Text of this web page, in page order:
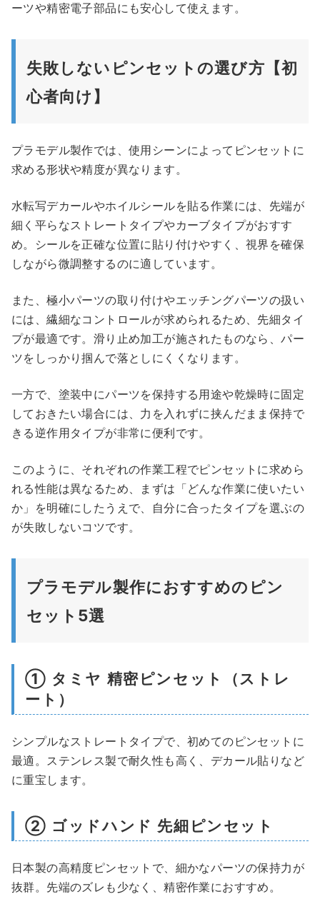
ーツや精密電子部品にも安心して使えます。
失敗しないピンセットの選び方【初
心者向け】
プラモデル製作では、使用シーンによってピンセットに
求める形状や精度が異なります。
水転写デカールやホイルシールを貼る作業には、先端が
細く平らなストレートタイプやカーブタイプがおすす
め。シールを正確な位置に貼り付けやすく、視界を確保
しながら微調整するのに適しています。
また、極小パーツの取り付けやエッチングパーツの扱い
には、繊細なコントロールが求められるため、先細タイ
プが最適です。滑り止め加工が施されたものなら、パー
ツをしっかり掴んで落としにくくなります。
一方で、塗装中にパーツを保持する用途や乾燥時に固定
しておきたい場合には、力を入れずに挟んだまま保持で
きる逆作用タイプが非常に便利です。
このように、それぞれの作業工程でピンセットに求めら
れる性能は異なるため、まずは「どんな作業に使いたい
か」を明確にしたうえで、自分に合ったタイプを選ぶの
が失敗しないコツです。
プラモデル製作におすすめのピン
セット5選
① タミヤ 精密ピンセット（ストレ
ート）
シンプルなストレートタイプで、初めてのピンセットに
最適。ステンレス製で耐久性も高く、デカール貼りなど
に重宝します。
② ゴッドハンド 先細ピンセット
日本製の高精度ピンセットで、細かなパーツの保持力が
抜群。先端のズレも少なく、精密作業におすすめ。